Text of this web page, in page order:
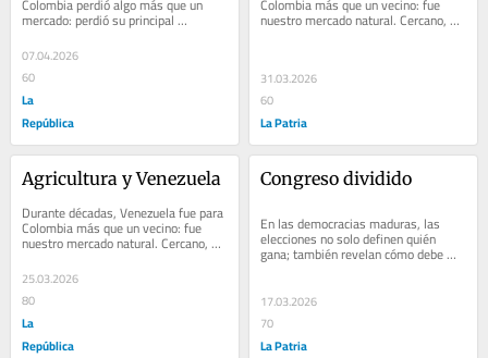
mercado: perdió su principal
plataforma natural de expansión
industrial. Venezuela,...
07.04.2026
60
La
República
Colombia más que un vecino: fue
nuestro mercado natural. Cercano,
31.03.2026
60
La Patria
Agricultura y Venezuela
Durante décadas, Venezuela fue para
Colombia más que un vecino: fue
nuestro mercado natural. Cercano,
importante de...
25.03.2026
80
La
República
Congreso dividido
En las democracias maduras, las
elecciones no solo definen quién
gana; también revelan cómo debe
gobernarse. Los resultados recientes
17.03.2026
70
La Patria